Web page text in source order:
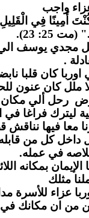
واجب
أَمِينًا فِي
25: 23).
مجدي يوسف
.
كان قلبا نابضا
ملل كان عنون
رحل ألي مكان
ليترك فراغا في
فيها نناقش
داخل كل من
في عمله.
بمكانه
مثلك
عزاء للأسرة
من ان مكانك في